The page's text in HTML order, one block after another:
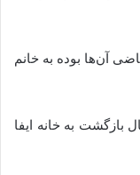
آن‌ها بوده به خانم
بازگشت به خانه ایفا